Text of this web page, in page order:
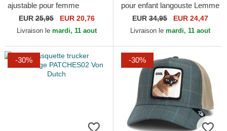
ajustable pour femme
9FORTY Essential New York
Yankees MLB New Era
EUR25,95 EUR 20,76
Livraison le mardi, 11 aout
pour enfant langouste Lemme
Cook Mini The Farm Goorin
Bros.
EUR 34,95 EUR 24,47
Livraison le mardi, 11 aout
-30% -30%